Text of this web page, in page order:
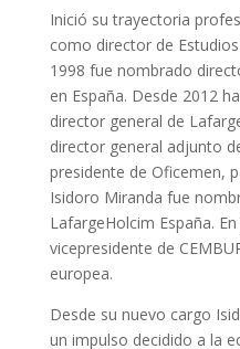
Inició su trayectoria
como director de
1998 fue nombrado
en España. Desde 2012
director general de
director general adjunto
presidente de Oficemen,
Isidoro Miranda fue
LafargeHolcim España.
vicepresidente de
europea.
Desde su nuevo cargo
un impulso decidido a la